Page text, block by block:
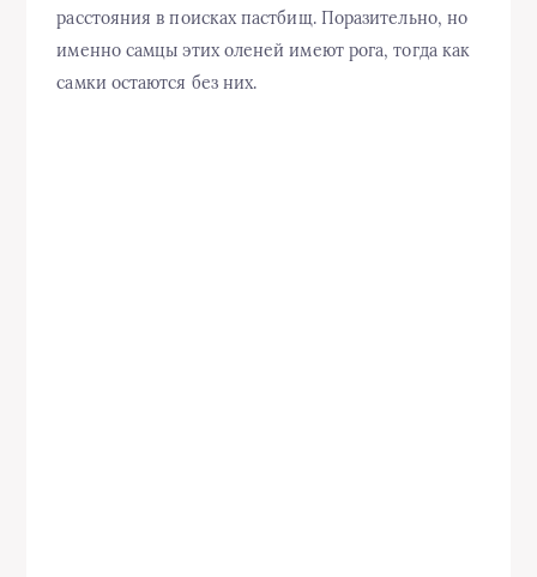
расстояния в поисках пастбищ. Поразительно, но
именно самцы этих оленей имеют рога, тогда как
самки остаются без них.